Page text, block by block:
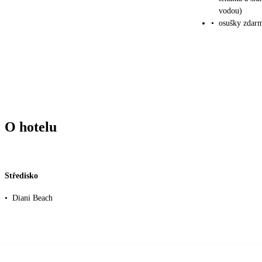
vodou)
• osušky
O hotelu
Středisko
• Diani Beach